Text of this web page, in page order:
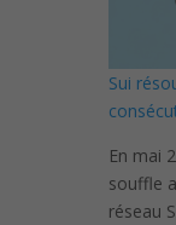
Sui
En mai
souffle
réseau